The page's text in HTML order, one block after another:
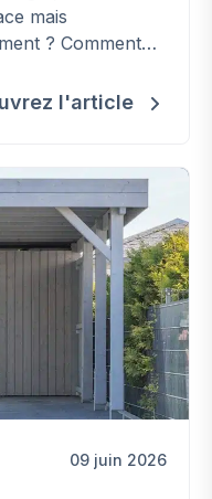
mais
? Comment
l'article
09 juin 2026